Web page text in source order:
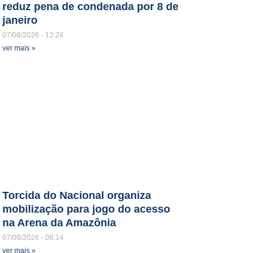
reduz pena de condenada por 8 de
janeiro
07/08/2026 13:28
ver mais »
Torcida do Nacional organiza
mobilização para jogo do acesso
na Arena da Amazônia
07/08/2026 08:14
ver mais »